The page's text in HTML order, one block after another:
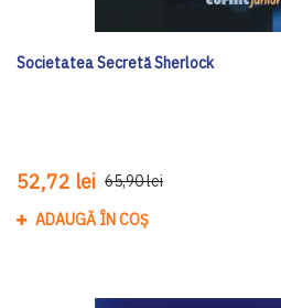
Societatea Secretă Sherlock
52,72 lei 65,90 lei
ADAUGĂ ÎN COȘ